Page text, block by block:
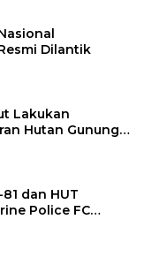
Dilantik
Lakukan
Hutan Gunung
dan HUT
Police FC